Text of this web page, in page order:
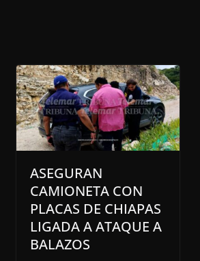
ASEGURAN
CAMIONETA CON
PLACAS DE CHIAPAS
LIGADA A ATAQUE A
BALAZOS